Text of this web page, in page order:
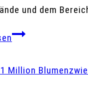
und dem
Elektro-
für